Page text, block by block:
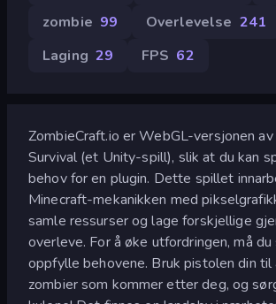
zombie 99 Overlevelse 241
Laging 29 FPS 62
ZombieCraft.io er WebGL-versjonen
Survival (et Unity-spill), slik at du kan
behov for en plugin. Dette spillet
Minecraft-mekanikken med
samle ressurser og lage forskjellige
overleve. For å øke utfordringen, må
oppfylle behovene. Bruk pistolen din til
zombier som kommer etter deg, og